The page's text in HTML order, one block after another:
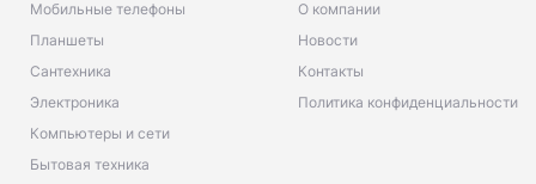
Мобильные телефоны
Планшеты
Сантехника
Электроника
Компьютеры и сети
Бытовая техника
О компании
Новости
Контакты
Политика конфиденциальности